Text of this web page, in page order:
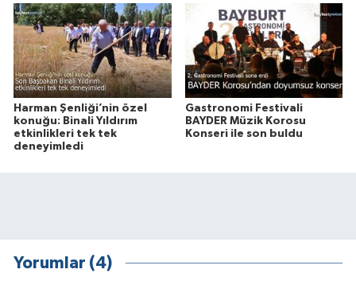
Harman Şenliği’nin özel
konuğu: Binali Yıldırım
etkinlikleri tek tek
deneyimledi
Gastronomi Festivali
BAYDER Müzik Korosu
Konseri ile son buldu
Yorumlar (4)